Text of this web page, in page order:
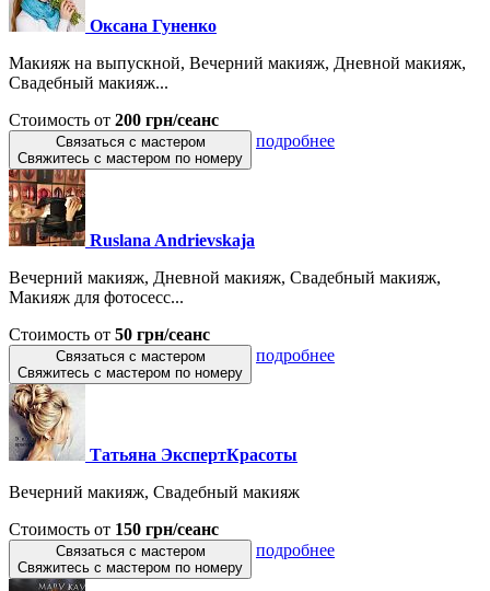
Оксана Гуненко
Макияж на выпускной, Вечерний макияж, Дневной макияж,
Свадебный макияж...
Стоимость от 200 грн/сеанс
Связаться с мастером
Свяжитесь с мастером по номеру
подробнее
Ruslana Andrievskaja
Вечерний макияж, Дневной макияж, Свадебный макияж,
Макияж для фотосесс...
Стоимость от 50 грн/сеанс
Связаться с мастером
Свяжитесь с мастером по номеру
подробнее
Татьяна ЭкспертКрасоты
Вечерний макияж, Свадебный макияж
Стоимость от 150 грн/сеанс
Связаться с мастером
Свяжитесь с мастером по номеру
подробнее